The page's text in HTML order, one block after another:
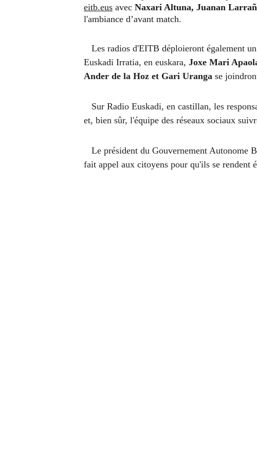
eitb.eus avec Naxari Altuna, Juanan
l'ambiance d’avant match.
   Les radios d'EITB déploieront également un important dispositif pour retransmettre la rencontre et toutes les informations préalables. Sur
Euskadi Irratia, en euskara, Joxe Mari
Ander de la Hoz et Gari Uranga se
Sur Radio Euskadi, en castillan, les
et, bien sûr, l'équipe des réseaux sociaux
Le président du Gouvernement Autonome
fait appel aux citoyens pour qu'ils se rendent